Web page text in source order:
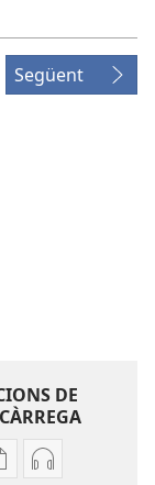
Següent
DE
Opcions